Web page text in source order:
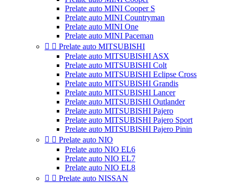
Prelate auto MINI Cooper S
Prelate auto MINI Countryman
Prelate auto MINI One
Prelate auto MINI Paceman
  Prelate auto MITSUBISHI
Prelate auto MITSUBISHI ASX
Prelate auto MITSUBISHI Colt
Prelate auto MITSUBISHI Eclipse Cross
Prelate auto MITSUBISHI Grandis
Prelate auto MITSUBISHI Lancer
Prelate auto MITSUBISHI Outlander
Prelate auto MITSUBISHI Pajero
Prelate auto MITSUBISHI Pajero Sport
Prelate auto MITSUBISHI Pajero Pinin
  Prelate auto NIO
Prelate auto NIO EL6
Prelate auto NIO EL7
Prelate auto NIO EL8
  Prelate auto NISSAN